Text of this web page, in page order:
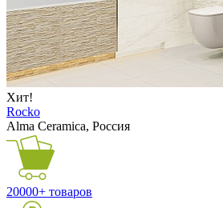
Хит!
Rocko
Alma Ceramica, Россия
20000+ товаров